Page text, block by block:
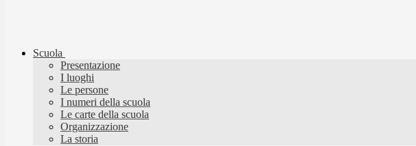
Scuola
Presentazione
I luoghi
Le persone
I numeri della scuola
Le carte della scuola
Organizzazione
La storia